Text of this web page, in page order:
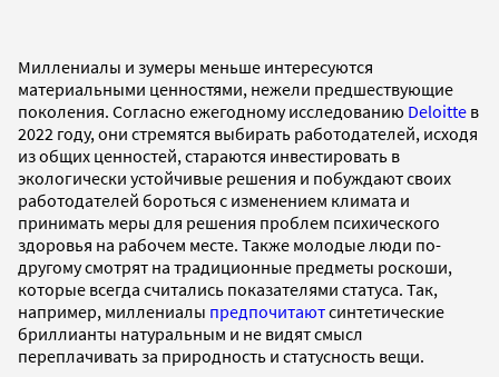
Миллениалы и зумеры меньше интересуются
материальными ценностями, нежели предшествующие
поколения. Согласно ежегодному исследованию Deloitte в
2022 году, они стремятся выбирать работодателей, исходя
из общих ценностей, стараются инвестировать в
экологически устойчивые решения и побуждают своих
работодателей бороться с изменением климата и
принимать меры для решения проблем психического
здоровья на рабочем месте. Также молодые люди по-
другому смотрят на традиционные предметы роскоши,
которые всегда считались показателями статуса. Так,
например, миллениалы предпочитаютсинтетические
бриллианты натуральным и не видят смысл
переплачивать за природность и статусность вещи.